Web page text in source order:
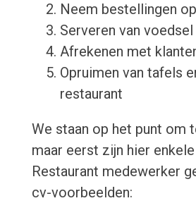
Neem bestellingen op
Serveren van
Afrekenen met
Opruimen van tafels
restaurant
We staan op het punt om
maar eerst zijn hier
Restaurant medewerker
cv-voorbeelden: